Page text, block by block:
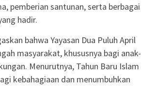
pemberian santunan, serta berbagai
hadir.
bahwa Yayasan Dua Puluh April
masyarakat, khususnya bagi anak-
Menurutnya, Tahun Baru Islam
kebahagiaan dan menumbuhkan